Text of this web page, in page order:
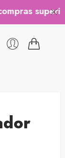
superiores